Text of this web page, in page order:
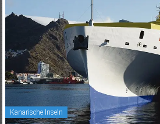
Kanarische Inseln